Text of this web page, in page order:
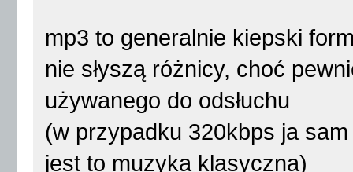
mp3 to generalnie kiepski
nie słyszą różnicy, choć
używanego do odsłuchu
(w przypadku 320kbps ja
jest to muzyka klasyczna)